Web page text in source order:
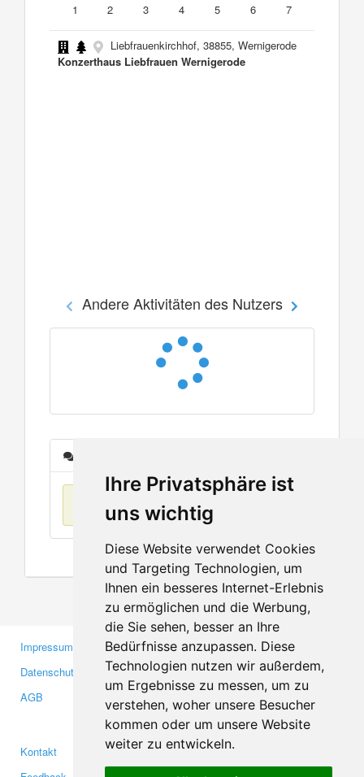
Ihre Privatsphäre ist
uns wichtig
Diese Website verwendet Cookies
und Targeting Technologien, um
Ihnen ein besseres Internet-Erlebnis
zu ermöglichen und die Werbung,
die Sie sehen, besser an Ihre
Bedürfnisse anzupassen. Diese
Technologien nutzen wir außerdem,
um Ergebnisse zu messen, um zu
verstehen, woher unsere Besucher
kommen oder um unsere Website
weiter zu entwickeln.
1
2 3 4 5 6 7
Liebfrauenkirchhof, 38855, Wernigerode
Konzerthaus Liebfrauen Wernigerode
Andere Aktivitäten des Nutzers
Keine Einträge
Impressum
Datenschutzerklärung
AGB
Gewerbetreibende
Investoren
Medien
Kontakt
Facebook